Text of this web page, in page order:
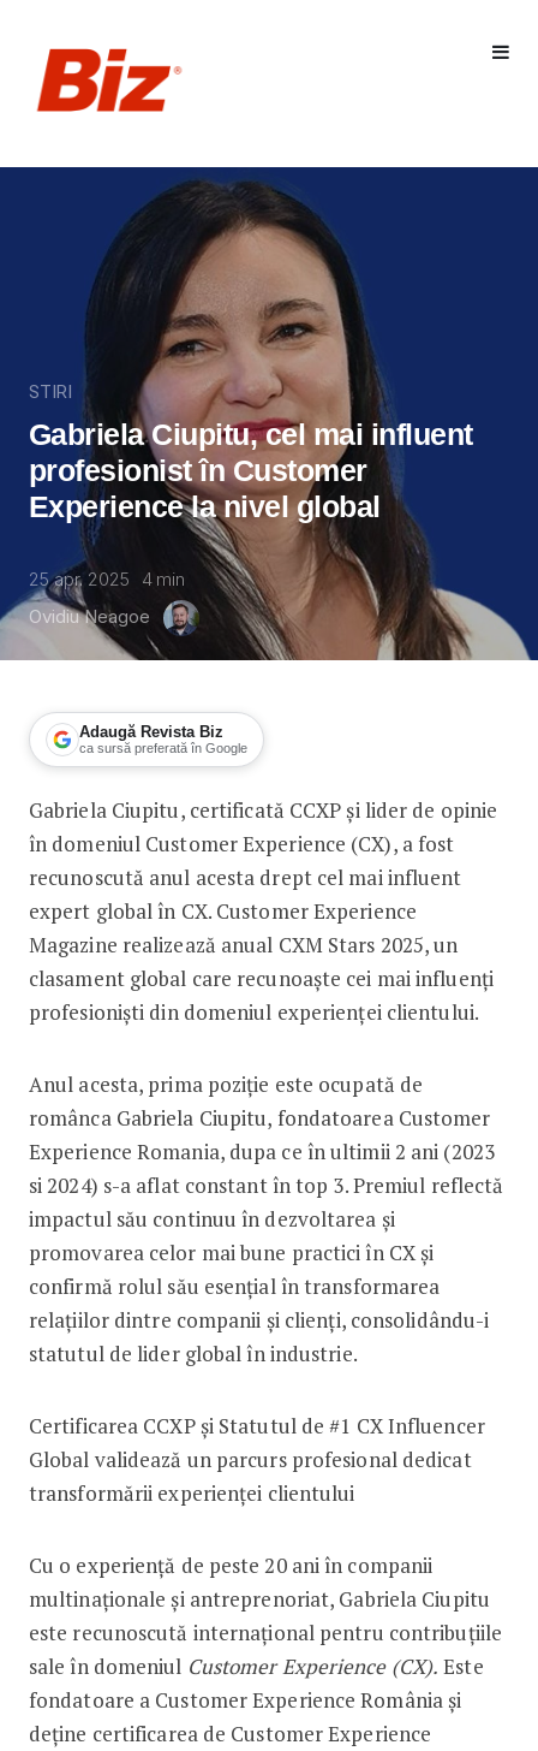
STIRI
Gabriela Ciupitu, cel mai influent
profesionist în Customer
Experience la nivel global
25 apr. 2025 4 min
Ovidiu Neagoe
Adaugă Revista Biz
ca sursă preferată în Google
Gabriela Ciupitu, cel mai influent
Gabriela Ciupitu, certificată CCXP și lider de opinie
în domeniul Customer Experience (CX), a fost
recunoscută anul acesta drept cel mai influent
expert global în CX. Customer Experience
Magazine realizează anual CXM Stars 2025, un
clasament global care recunoaște cei mai influenți
profesioniști din domeniul experienței clientului.
Anul acesta, prima poziție este ocupată de
românca Gabriela Ciupitu, fondatoarea Customer
Experience Romania, dupa ce în ultimii 2 ani (2023
si 2024) s-a aflat constant în top 3. Premiul reflectă
impactul său continuu în dezvoltarea și
promovarea celor mai bune practici în CX și
confirmă rolul său esențial în transformarea
relațiilor dintre companii și clienți, consolidându-i
statutul de lider global în industrie.
Certificarea CCXP și Statutul de #1 CX Influencer
Global validează un parcurs profesional dedicat
transformării experienței clientului
Cu o experiență de peste 20 ani în companii
multinaționale și antreprenoriat, Gabriela Ciupitu
este recunoscută internațional pentru contribuțiile
sale în domeniul Customer Experience (CX). Este
fondatoare a Customer Experience România și
deține certificarea de Customer Experience